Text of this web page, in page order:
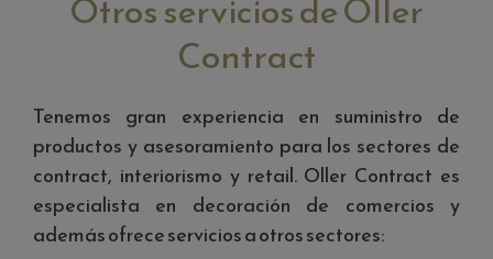
Otros servicios de Oller
Contract
Tenemos gran experiencia en suministro de
productos y asesoramiento para los sectores de
contract, interiorismo y retail. Oller Contract es
especialista en decoración de comercios y
además ofrece servicios a otros sectores: